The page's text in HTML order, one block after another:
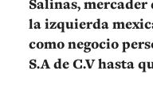
Salinas,
la izquierda
como negocio
S.A de C.V hasta